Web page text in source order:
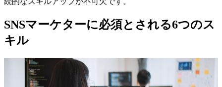
SNSマーケターに必須とされる6つのス
キル